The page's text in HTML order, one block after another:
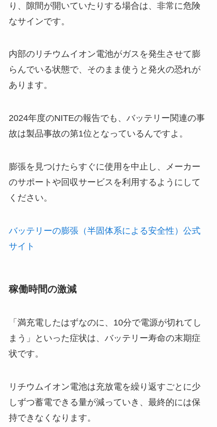
り、隙間が開いていたりする場合は、非常に危険
なサインです。
内部のリチウムイオン電池がガスを発生させて膨
らんでいる状態で、そのまま使うと発火の恐れが
あります。
2024年度のNITEの報告でも、バッテリー関連の事
故は製品事故の第1位となっているんですよ。
膨張を見つけたらすぐに使用を中止し、メーカー
のサポートや回収サービスを利用するようにして
ください。
バッテリーの膨張（半固体系による安全性）公式
サイト
稼働時間の激減
「満充電したはずなのに、10分で電源が切れてし
まう」といった症状は、バッテリー寿命の末期症
状です。
リチウムイオン電池は充放電を繰り返すごとに少
しずつ蓄電できる量が減っていき、最終的には保
持できなくなります。